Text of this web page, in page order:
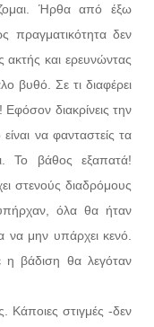
Ήρθα από έξω
πραγματικότητα δεν
ακτής και ερευνώντας
βυθό. Σε τι διαφέρει
διακρίνεις την
να φανταστείς τα
Το βάθος εξαπατά!
στενούς διαδρόμους
όλα θα ήταν
να μην υπάρχει κενό.
βάδιση θα λεγόταν
Κάποιες στιγμές -δεν